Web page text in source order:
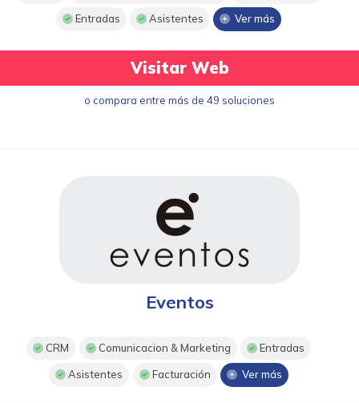
Entradas Asistentes Ver más
Visitar Web
o compara entre más de 49 soluciones
Eventos
CRM Comunicacion & Marketing Entradas
Asistentes Facturación Ver más